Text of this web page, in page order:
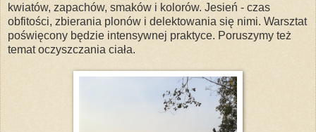
kwiatów, zapachów, smaków i kolorów. Jesień - czas
obfitości, zbierania plonów i delektowania się nimi. Warsztat
poświęcony będzie intensywnej praktyce. Poruszymy też
temat oczyszczania ciała.